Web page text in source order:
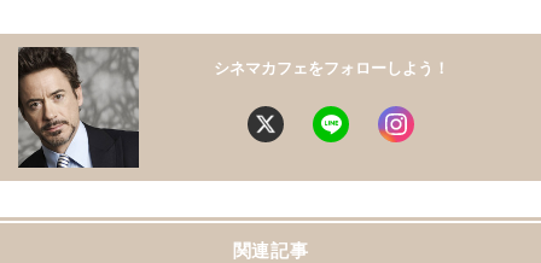
シネマカフェをフォローしよう！
関連記事